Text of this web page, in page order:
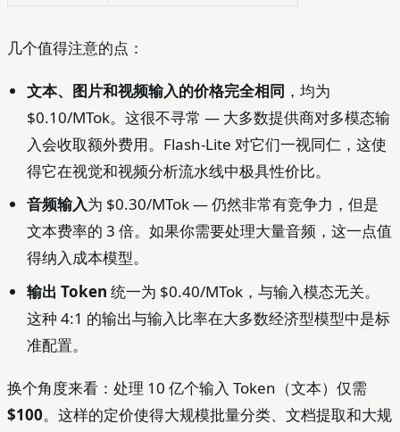
几个值得注意的点：
文本、图片和视频输入的价格完全相同 ，均为
$0.10/MTok。这很不寻常 — 大多数提供商对多模态输
入会收取额外费用。Flash-Lite 对它们一视同仁，这使
得它在视觉和视频分析流水线中极具性价比。
音频输入为 $0.30/MTok — 仍然非常有竞争力，但是
文本费率的 3 倍。如果你需要处理大量音频，这一点值
得纳入成本模型。
输出 Token 统一为 $0.40/MTok，与输入模态无关。
这种 4:1 的输出与输入比率在大多数经济型模型中是标
准配置。
换个角度来看：处理 10 亿个输入 Token（文本）仅需
$100。这样的定价使得大规模批量分类、文档提取和大规